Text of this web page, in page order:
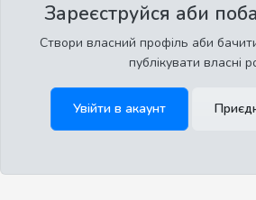
Зареєструйся аби
Створи власний профіль аби
публікувати власні
Увійти в акаунт